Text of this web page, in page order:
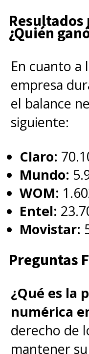
¿Quién
En cuanto a
empresa
el balance
siguiente:
Claro:
Mundo:
WOM:
Entel:
Movistar:
Preguntas
¿Qué es la
numérica
derecho de
mantener